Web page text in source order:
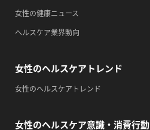
・一汁三菜の日
2026/09/14(月)
・世界アルツハイマー月間
女性の健康ニュース
ヘルスケア業界動向
女性のヘルスケアトレンド
女性のヘルスケアトレンド
女性のヘルスケア意識・消費行動